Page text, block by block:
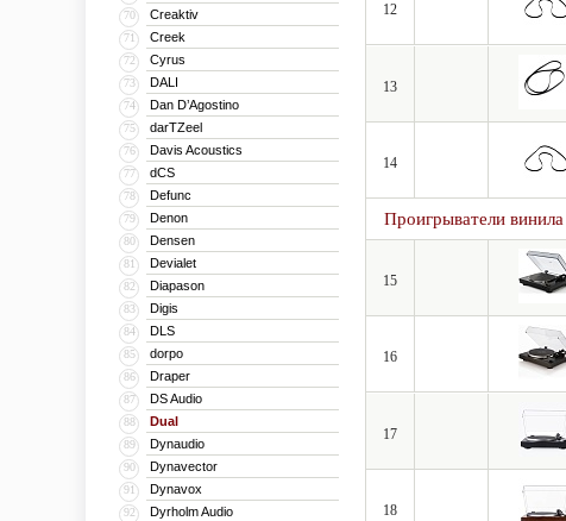
70 Creaktiv
71 Creek
72 Cyrus
73 DALI
74 Dan D’Agostino
75 darTZeel
76 Davis Acoustics
77 dCS
78 Defunc
79 Denon
80 Densen
81 Devialet
82 Diapason
83 Digis
84 DLS
85 dorpo
86 Draper
87 DS Audio
88 Dual
89 Dynaudio
90 Dynavector
91 Dynavox
92 Dyrholm Audio
12
13
14
Проигрыватели винила
15
16
17
18